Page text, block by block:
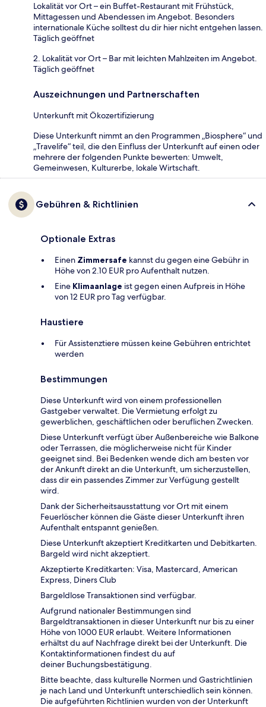
Lokalität vor Ort – ein Buffet-Restaurant mit Frühstück,
Mittagessen und Abendessen im Angebot. Besonders
internationale Küche solltest du dir hier nicht entgehen lassen.
Täglich geöffnet
2. Lokalität vor Ort – Bar mit leichten Mahlzeiten im Angebot.
Täglich geöffnet
Auszeichnungen und Partnerschaften
Unterkunft mit Ökozertifizierung
Diese Unterkunft nimmt an den Programmen „Biosphere“ und
„Travelife“ teil, die den Einfluss der Unterkunft auf einen oder
mehrere der folgenden Punkte bewerten: Umwelt,
Gemeinwesen, Kulturerbe, lokale Wirtschaft.
Gebühren & Richtlinien
Optionale Extras
Einen Zimmersafe kannst du gegen eine Gebühr in
Höhe von 2.10 EUR pro Aufenthalt nutzen.
Eine Klimaanlage ist gegen einen Aufpreis in Höhe
von 12 EUR pro Tag verfügbar.
Haustiere
Für Assistenztiere müssen keine Gebühren entrichtet
werden
Bestimmungen
Diese Unterkunft wird von einem professionellen
Gastgeber verwaltet. Die Vermietung erfolgt zu
gewerblichen, geschäftlichen oder beruflichen Zwecken.
Diese Unterkunft verfügt über Außenbereiche wie Balkone
oder Terrassen, die möglicherweise nicht für Kinder
geeignet sind. Bei Bedenken wende dich am besten vor
der Ankunft direkt an die Unterkunft, um sicherzustellen,
dass dir ein passendes Zimmer zur Verfügung gestellt
wird.
Dank der Sicherheitsausstattung vor Ort mit einem
Feuerlöscher können die Gäste dieser Unterkunft ihren
Aufenthalt entspannt genießen.
Diese Unterkunft akzeptiert Kreditkarten und Debitkarten.
Bargeld wird nicht akzeptiert.
Akzeptierte Kreditkarten: Visa, Mastercard, American
Express, Diners Club
Bargeldlose Transaktionen sind verfügbar.
Aufgrund nationaler Bestimmungen sind
Bargeldtransaktionen in dieser Unterkunft nur bis zu einer
Höhe von 1000 EUR erlaubt. Weitere Informationen
erhältst du auf Nachfrage direkt bei der Unterkunft. Die
Kontaktinformationen findest du auf
deiner Buchungsbestätigung.
Bitte beachte, dass kulturelle Normen und Gastrichtlinien
je nach Land und Unterkunft unterschiedlich sein können.
Die aufgeführten Richtlinien wurden von der Unterkunft